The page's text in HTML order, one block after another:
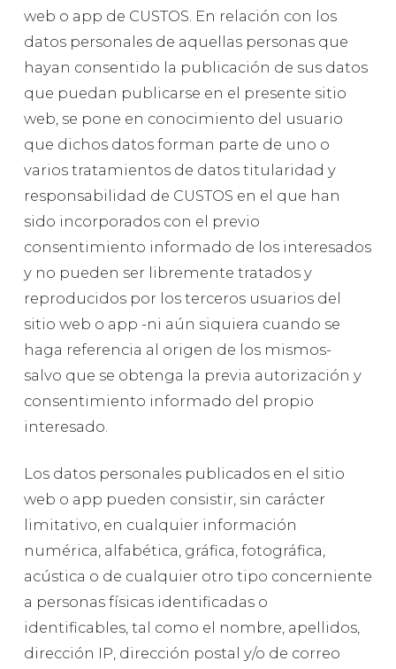
web o app de CUSTOS. En relación con los
datos personales de aquellas personas que
hayan consentido la publicación de sus datos
que puedan publicarse en el presente sitio
web, se pone en conocimiento del usuario
que dichos datos forman parte de uno o
varios tratamientos de datos titularidad y
responsabilidad de CUSTOS en el que han
sido incorporados con el previo
consentimiento informado de los interesados
y no pueden ser libremente tratados y
reproducidos por los terceros usuarios del
sitio web o app -ni aún siquiera cuando se
haga referencia al origen de los mismos-
salvo que se obtenga la previa autorización y
consentimiento informado del propio
interesado.
Los datos personales publicados en el sitio
web o app pueden consistir, sin carácter
limitativo, en cualquier información
numérica, alfabética, gráfica, fotográfica,
acústica o de cualquier otro tipo concerniente
a personas físicas identificadas o
identificables, tal como el nombre, apellidos,
dirección IP, dirección postal y/o de correo